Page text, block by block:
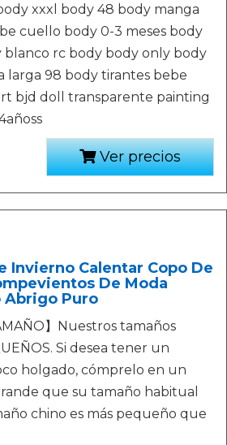
xxxl body 48 body manga
cuello body 0-3 meses body
blanco rc body body only body
larga 98 body tirantes bebe
bjd doll transparente painting
Ver precios
Invierno Calentar Copo De
De Moda
Abrigo Puro
】Nuestros tamaños
Si desea tener un
holgado, cómprelo en un
que su tamaño habitual
chino es más pequeño que